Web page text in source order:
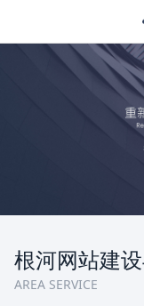
根河网站建
AREA SERVICE